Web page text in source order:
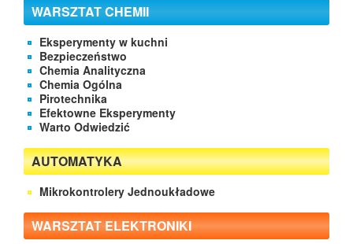
WARSZTAT CHEMII
Eksperymenty w kuchni
Bezpieczeństwo
Chemia Analityczna
Chemia Ogólna
Pirotechnika
Efektowne Eksperymenty
Warto Odwiedzić
AUTOMATYKA
Mikrokontrolery Jednoukładowe
WARSZTAT ELEKTRONIKI